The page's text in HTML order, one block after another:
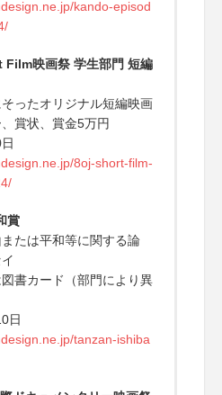
kando-episod
Film映画祭 学生部門 短編
ったオリジナル短編映画
賞状、賞金5万円
8oj-short-film-
賞
たは平和等に関する論
書カード（部門により異
日
tanzan-ishiba